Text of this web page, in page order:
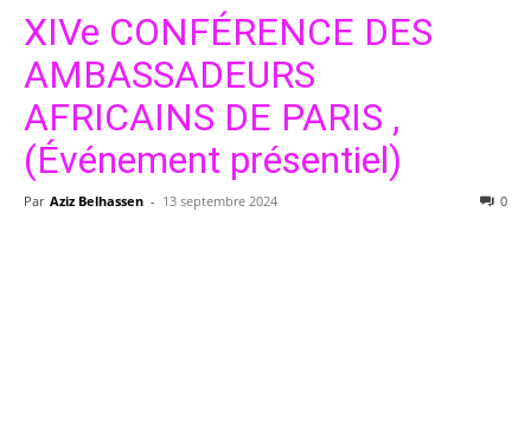
XIVe CONFÉRENCE DES
AMBASSADEURS
AFRICAINS DE PARIS ,
(Événement présentiel)
Par Aziz Belhassen - 13 septembre 2024 0